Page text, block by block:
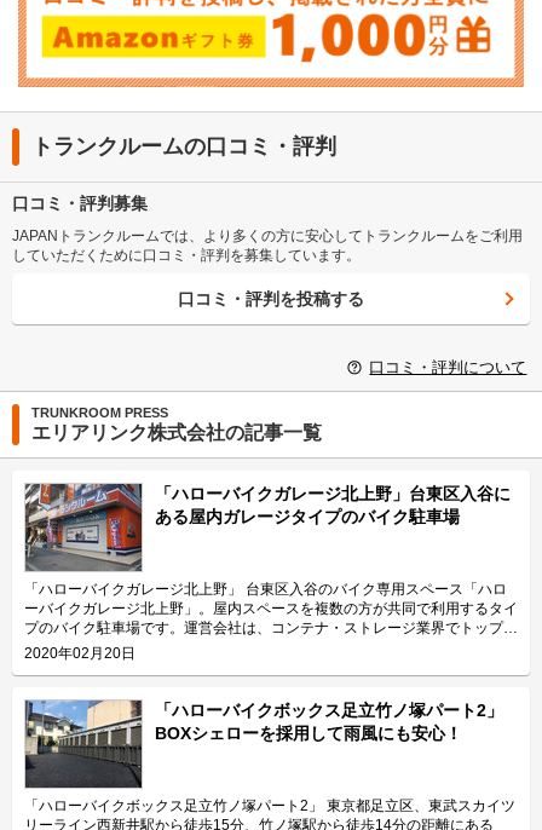
トランクルームの口コミ・評判
口コミ・評判募集
JAPANトランクルームでは、より多くの方に安心してトランクルームをご利用
していただくために口コミ・評判を募集しています。
口コミ・評判を投稿する
口コミ・評判について
TRUNKROOM PRESS
エリアリンク株式会社の記事一覧
「ハローバイクガレージ北上野」台東区入谷に
ある屋内ガレージタイプのバイク駐車場
「ハローバイクガレージ北上野」 台東区入谷のバイク専用スペース「ハロ
ーバイクガレージ北上野」。屋内スペースを複数の方が共同で利用するタイ
プのバイク駐車場です。運営会社は、コンテナ・ストレージ業界でトップレ
ベルのシェアを誇り、東証マザーズにも上場しているエリアリンク株式会
社。 今回は、エリアリンク株式会社が運営している「ハローバイクガレー
ージ北上野」の特長を教えてください。 東京メトロ日比谷線の入谷駅から
徒歩4分、JR山手線の鶯谷駅から徒歩10分の場所に位置する「ハローバイク
ガレージ北上野」。駅近なバイク駐車スペースであり、24時間365日ご利用
頂けます。広さ2.25帖・幅130cm・奥行き270cmのスペースをご用意して
おり、大型バイクの駐車にも対応可能です。また、屋内型トランクルーム
「ハローストレージ北上野」と隣接していてパーツやメンテナンス用品の収
納にご利用頂けます。ツーリングにお出掛する際にも大変便利です。 主に
2020年02月20日
「ハローバイクボックス足立竹ノ塚パート2」
BOXシェローを採用して雨風にも安心！
「ハローバイクボックス足立竹ノ塚パート2」 東京都足立区、東武スカイツ
リーライン西新井駅から徒歩15分、竹ノ塚駅から徒歩14分の距離にある